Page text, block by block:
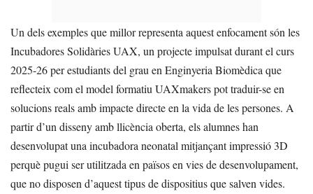
Un dels exemples que millor representa aquest enfocament són les
Incubadores Solidàries UAX, un projecte impulsat durant el curs
2025-26 per estudiants del grau en Enginyeria Biomèdica que
reflecteix com el model formatiu UAXmakers pot traduir-se en
solucions reals amb impacte directe en la vida de les persones. A
partir d’un disseny amb llicència oberta, els alumnes han
desenvolupat una incubadora neonatal mitjançant impressió 3D
perquè pugui ser utilitzada en països en vies de desenvolupament,
que no disposen d’aquest tipus de dispositius que salven vides.